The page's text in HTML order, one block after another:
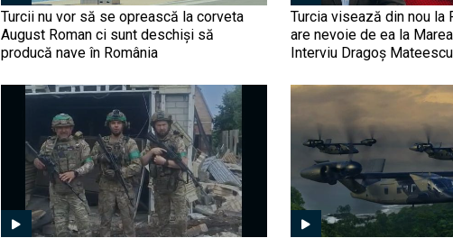
Turcii nu vor să se oprească la corveta
August Roman ci sunt deschiși să
producă nave în România
Turcia visează din nou la
are nevoie de ea la
Interviu Dragoș Mateescu